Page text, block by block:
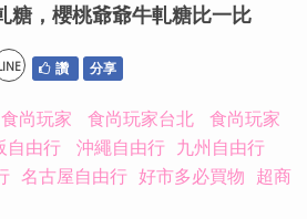
糖，櫻桃爺爺牛軋糖比一比
讚 分享
食尚玩家 食尚玩家台北
食尚玩家
自由行 沖繩自由行 九州自由行
名古屋自由行 好市多必買物 超商